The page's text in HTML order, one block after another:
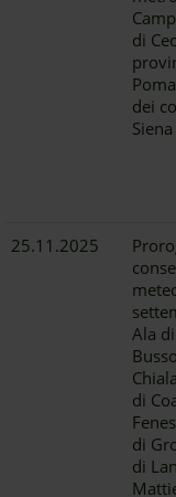
di
dei
25.11.2025
Ala
di
di
di